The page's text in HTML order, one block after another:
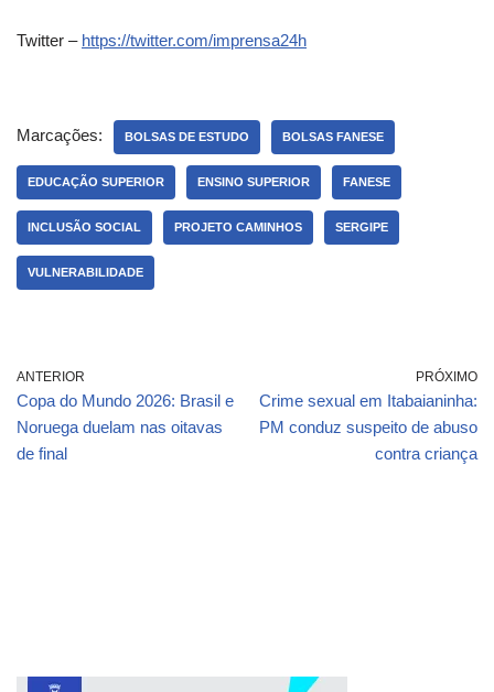
Twitter – https://twitter.com/imprensa24h
Marcações: BOLSAS DE ESTUDO BOLSAS FANESE
EDUCAÇÃO SUPERIOR ENSINO SUPERIOR FANESE
INCLUSÃO SOCIAL PROJETO CAMINHOS SERGIPE
VULNERABILIDADE
ANTERIOR
Copa do Mundo 2026: Brasil e
Noruega duelam nas oitavas
de final
PRÓXIMO
Crime sexual em Itabaianinha:
PM conduz suspeito de abuso
contra criança